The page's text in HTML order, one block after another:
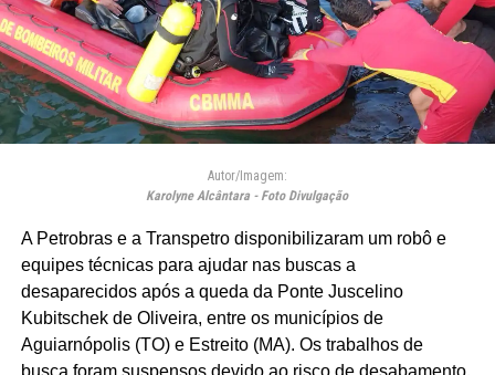
Autor/Imagem:
Karolyne Alcântara - Foto Divulgação
A Petrobras e a Transpetro disponibilizaram um robô e
equipes técnicas para ajudar nas buscas a
desaparecidos após a queda da Ponte Juscelino
Kubitschek de Oliveira, entre os municípios de
Aguiarnópolis (TO) e Estreito (MA). Os trabalhos de